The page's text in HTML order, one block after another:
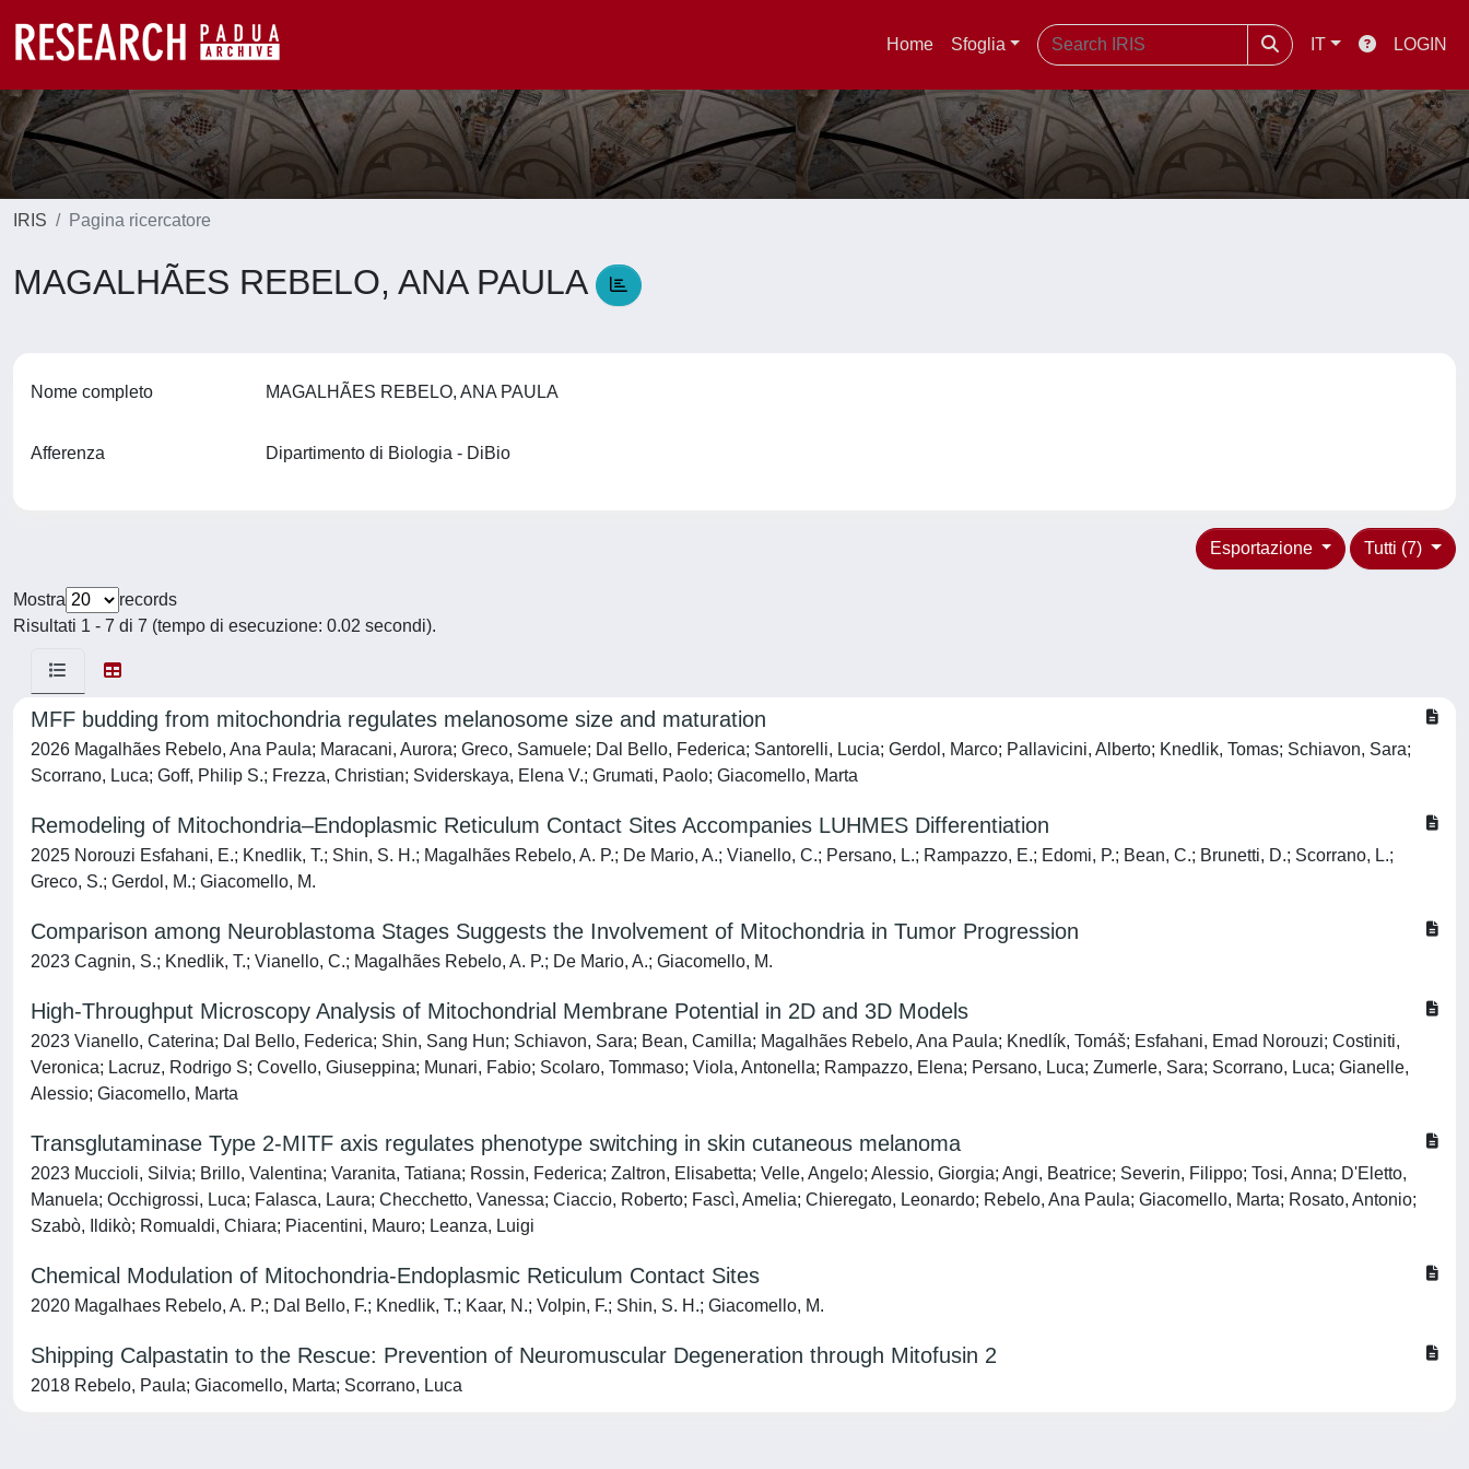
Home Sfoglia IT LOGIN
IRIS Pagina ricercatore
MAGALHÃES REBELO, ANA PAULA
Nome completo MAGALHÃES REBELO, ANA PAULA
Afferenza Dipartimento di Biologia - DiBio
Tutti (7)
Esportazione
Mostra
records
Risultati 1 - 7 di 7 (tempo di esecuzione: 0.02 secondi).
MFF budding from mitochondria regulates melanosome size and maturation
2026 Magalhães Rebelo, Ana Paula; Maracani, Aurora; Greco, Samuele; Dal Bello, Federica; Santorelli, Lucia; Gerdol, Marco; Pallavicini, Alberto; Knedlik, Tomas; Schiavon, Sara;
Scorrano, Luca; Goff, Philip S.; Frezza, Christian; Sviderskaya, Elena V.; Grumati, Paolo; Giacomello, Marta
Remodeling of Mitochondria–Endoplasmic Reticulum Contact Sites Accompanies LUHMES Differentiation
2025 Norouzi Esfahani, E.; Knedlik, T.; Shin, S. H.; Magalhães Rebelo, A. P.; De Mario, A.; Vianello, C.; Persano, L.; Rampazzo, E.; Edomi, P.; Bean, C.; Brunetti, D.; Scorrano, L.;
Greco, S.; Gerdol, M.; Giacomello, M.
Comparison among Neuroblastoma Stages Suggests the Involvement of Mitochondria in Tumor Progression
2023 Cagnin, S.; Knedlik, T.; Vianello, C.; Magalhães Rebelo, A. P.; De Mario, A.; Giacomello, M.
High-Throughput Microscopy Analysis of Mitochondrial Membrane Potential in 2D and 3D Models
2023 Vianello, Caterina; Dal Bello, Federica; Shin, Sang Hun; Schiavon, Sara; Bean, Camilla; Magalhães Rebelo, Ana Paula; Knedlík, Tomáš; Esfahani, Emad Norouzi; Costiniti,
Veronica; Lacruz, Rodrigo S; Covello, Giuseppina; Munari, Fabio; Scolaro, Tommaso; Viola, Antonella; Rampazzo, Elena; Persano, Luca; Zumerle, Sara; Scorrano, Luca; Gianelle,
Alessio; Giacomello, Marta
Transglutaminase Type 2-MITF axis regulates phenotype switching in skin cutaneous melanoma
2023 Muccioli, Silvia; Brillo, Valentina; Varanita, Tatiana; Rossin, Federica; Zaltron, Elisabetta; Velle, Angelo; Alessio, Giorgia; Angi, Beatrice; Severin, Filippo; Tosi, Anna; D'Eletto,
Manuela; Occhigrossi, Luca; Falasca, Laura; Checchetto, Vanessa; Ciaccio, Roberto; Fascì, Amelia; Chieregato, Leonardo; Rebelo, Ana Paula; Giacomello, Marta; Rosato, Antonio;
Szabò, Ildikò; Romualdi, Chiara; Piacentini, Mauro; Leanza, Luigi
Chemical Modulation of Mitochondria-Endoplasmic Reticulum Contact Sites
2020 Magalhaes Rebelo, A. P.; Dal Bello, F.; Knedlik, T.; Kaar, N.; Volpin, F.; Shin, S. H.; Giacomello, M.
Shipping Calpastatin to the Rescue: Prevention of Neuromuscular Degeneration through Mitofusin 2
2018 Rebelo, Paula; Giacomello, Marta; Scorrano, Luca